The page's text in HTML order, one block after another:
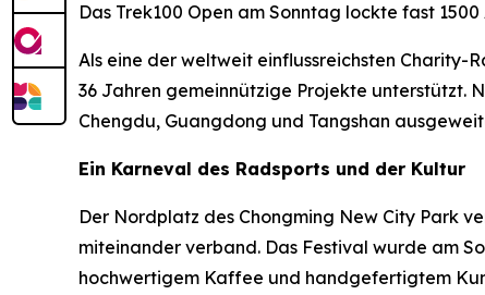
Das Trek100 Open am Sonntag lockte fast
Als eine der weltweit einflussreichsten Charity-
36 Jahren gemeinnützige Projekte unterstützt.
Chengdu, Guangdong und Tangshan
Ein Karneval des Radsports und der Kultur
Der Nordplatz des Chongming New City Park
miteinander verband. Das Festival wurde am
hochwertigem Kaffee und handgefertigtem